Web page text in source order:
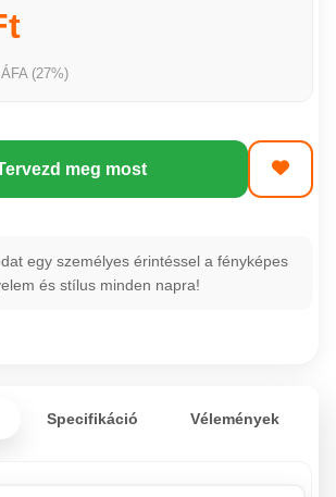
(27%)
meg most
egy személyes érintéssel a fényképes
és stílus minden napra!
Specifikáció Vélemények